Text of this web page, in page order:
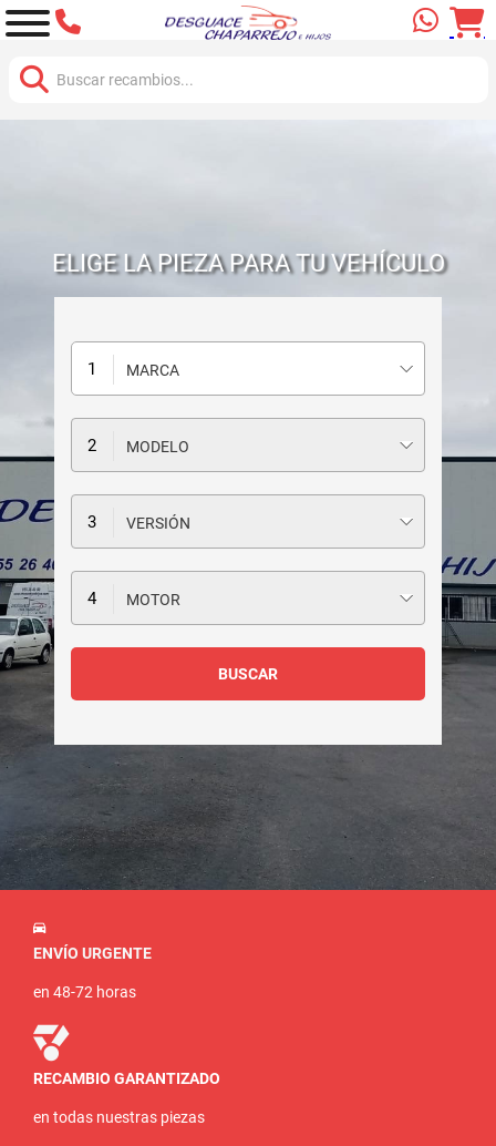
ELIGE LA PIEZA PARA TU VEHÍCULO
MARCA
MODELO
VERSIÓN
MOTOR
ENVÍO URGENTE
en 48-72 horas
RECAMBIO GARANTIZADO
en todas nuestras piezas